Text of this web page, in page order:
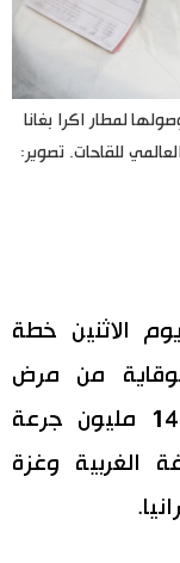
لمطار اكرا بغانا
كوفاكس العالمي للقاحات. تصوير:
الاثنين خطة
للوقاية من مرض
كوفيد-19 عالميا من بينها نحو 14 مليون جرعة
الغربية وغزة